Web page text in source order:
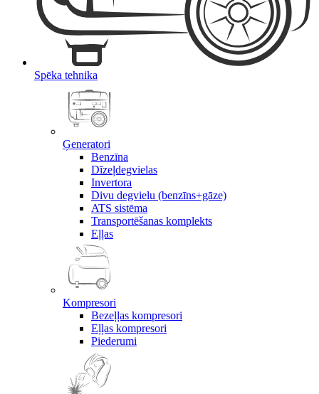
Spēka tehnika
Ģeneratori
Benzīna
Dīzeļdegvielas
Invertora
Divu degvielu (benzīns+gāze)
ATS sistēma
Transportēšanas komplekts
Eļļas
Kompresori
Bezeļļas kompresori
Eļļas kompresori
Piederumi